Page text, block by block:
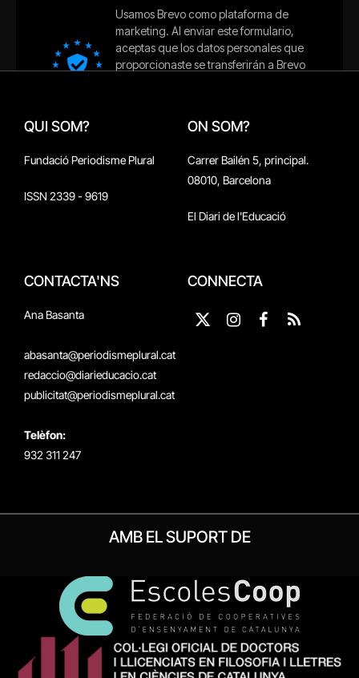
QUI SOM?
Fundació Periodisme Plural
ISSN 2339 - 9619
ON SOM?
Carrer Bailén 5, principal.
08010, Barcelona
El Diari de l'Educació
CONTACTA'NS
Ana Basanta
abasanta@periodismeplural.cat
redaccio@diarieducacio.cat
publicitat@periodismeplural.cat
Telèfon:
932 311 247
CONNECTA
X
Instagram
Facebook
RSS
AMB EL SUPORT DE